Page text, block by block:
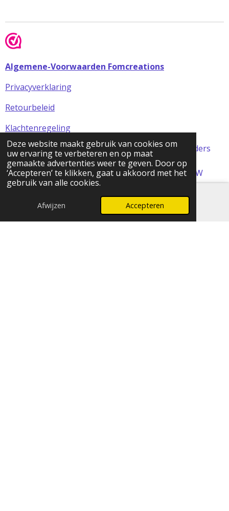
Deze website maakt gebruik van cookies om
uw ervaring te verbeteren en op maat
gemaakte advertenties weer te geven. Door op
‘Accepteren’ te klikken, gaat u akkoord met het
gebruik van alle cookies.
Afwijzen Accepteren
Algemene-Voorwaarden Fomcreations
Privacyverklaring
Retourbeleid
Klachtenregeling
Alle prijzen in de webshop zijn incl BTW (tenzij anders
aangegeven)
© 2024 FOMCreations, KvK Utrecht 70316023 . BTW
NL858256356B01
E-mailadres